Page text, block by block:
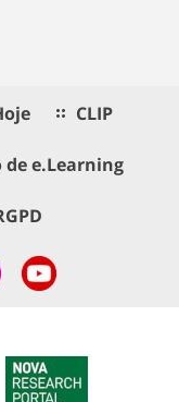
CLIP
e.Learning